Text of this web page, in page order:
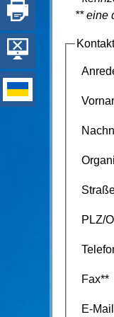
** eine
PLZ/
Fax**
E-Mail